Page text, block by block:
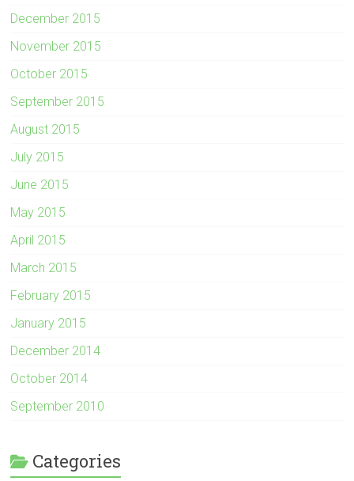
December 2015
November 2015
October 2015
September 2015
August 2015
July 2015
June 2015
May 2015
April 2015
March 2015
February 2015
January 2015
December 2014
October 2014
September 2010
Categories